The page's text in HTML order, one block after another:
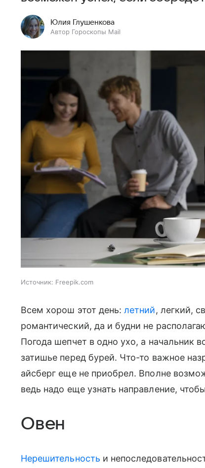
Юлия Глушенкова
Автор Гороскопы Mail
Источник: Freepik.com
Всем хорош этот день:летний, легкий,
романтический, да и будни не
Погода шепчет в одно ухо, а начальник
затишье перед бурей. Что-то важное
айсберг еще не приобрел. Вполне
ведь надо еще узнать направление,
Овен
Нерешительность и